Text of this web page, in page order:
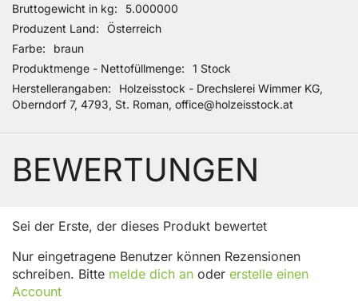
Bruttogewicht in kg
5.000000
Produzent Land
Österreich
Farbe
braun
Produktmenge - Nettofüllmenge
1 Stock
Herstellerangaben
Holzeisstock - Drechslerei Wimmer KG,
Oberndorf 7, 4793, St. Roman, office@holzeisstock.at
BEWERTUNGEN
Sei der Erste, der dieses Produkt bewertet
Nur eingetragene Benutzer können Rezensionen
schreiben. Bitte melde dich an oder erstelle einen
Account